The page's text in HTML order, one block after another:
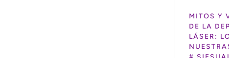
MITOS Y
DE LA
LÁSER: